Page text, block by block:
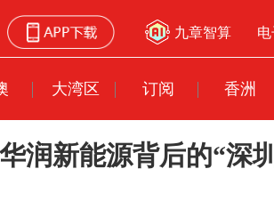
九章智算
大湾区 订阅 香洲
润新能源背后的“深